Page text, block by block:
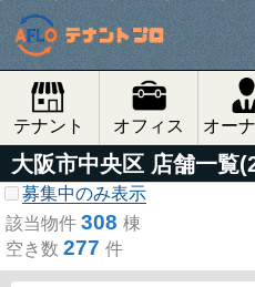
テナント オフィス オー
大阪市中央区 店舗一覧
募集中のみ表示
該当物件 308 棟
空き数 277 件